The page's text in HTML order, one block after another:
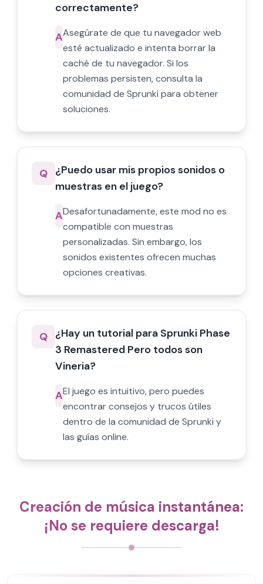
correctamente?
AAsegúrate de que tu navegador web
esté actualizado e intenta borrar la
caché de tu navegador. Si los
problemas persisten, consulta la
comunidad de Sprunki para obtener
soluciones.
Q ¿Puedo usar mis propios sonidos o
muestras en el juego?
ADesafortunadamente, este mod no es
compatible con muestras
personalizadas. Sin embargo, los
sonidos existentes ofrecen muchas
opciones creativas.
Q ¿Hay un tutorial para Sprunki Phase
3 Remastered Pero todos son
Vineria?
AEl juego es intuitivo, pero puedes
encontrar consejos y trucos útiles
dentro de la comunidad de Sprunki y
las guías online.
Creación de música instantánea:
¡No se requiere descarga!